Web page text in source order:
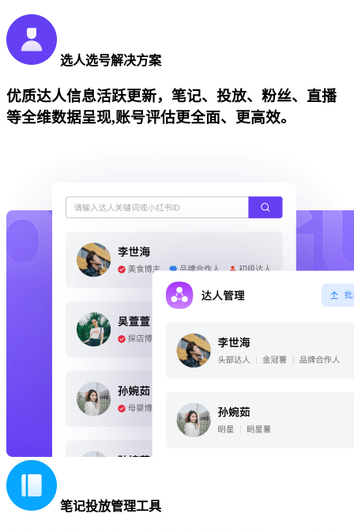
选人选号解决方案
优质达人信息活跃更新，笔记、投放、粉丝、直播
等全维数据呈现,账号评估更全面、更高效。
笔记投放管理工具